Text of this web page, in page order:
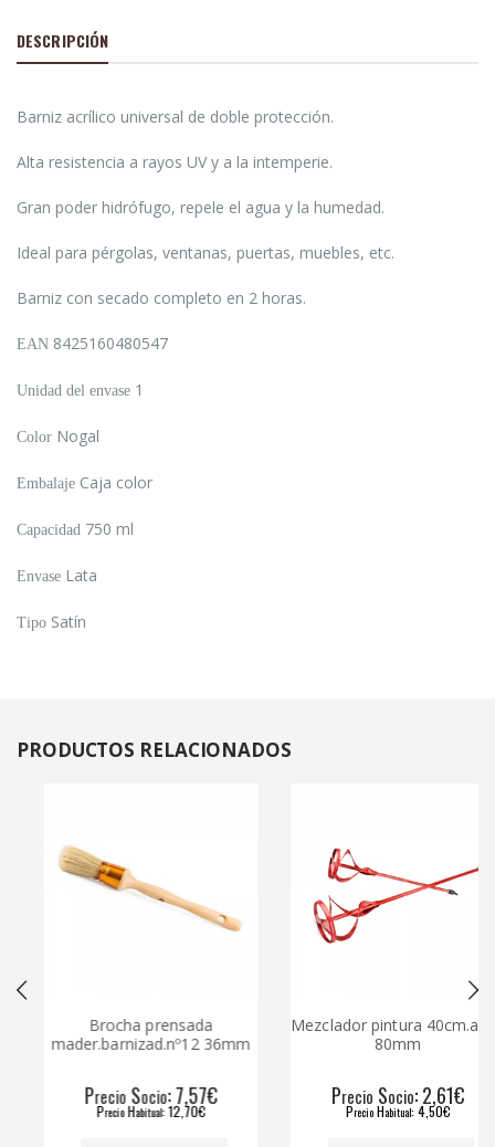
DESCRIPCIÓN
Barniz acrílico universal de doble protección.
Alta resistencia a rayos UV y a la intemperie.
Gran poder hidrófugo, repele el agua y la humedad.
Ideal para pérgolas, ventanas, puertas, muebles, etc.
Barniz con secado completo en 2 horas.
EAN 8425160480547
Unidad del envase 1
Color Nogal
Embalaje Caja color
Capacidad 750 ml
Envase Lata
Tipo Satín
PRODUCTOS RELACIONADOS
Brocha prensada
mader.barnizad.nº12 36mm
recioSocio: 7,57€
recioHabitual: 12,70€
Mezclador pintura 40cm.aspa
80mm
recioSocio: 2,61€
recioHabitual: 4,50€